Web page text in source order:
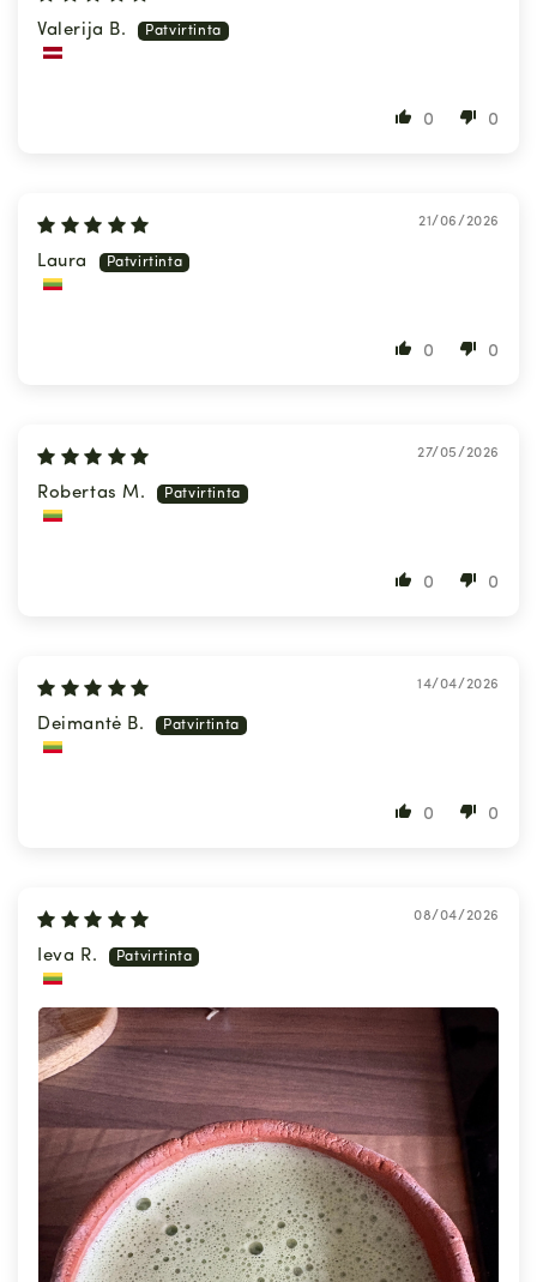
Valerija B.
0 0
21/06/2026
Laura
0 0
27/05/2026
Robertas M.
0 0
14/04/2026
Deimantė B.
0 0
08/04/2026
Ieva R.